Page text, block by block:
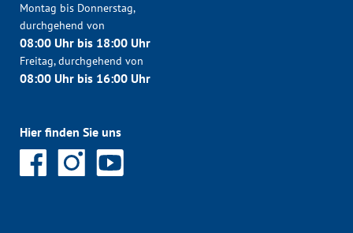
Montag bis Donnerstag,
durchgehend von
08:00 Uhr bis 18:00 Uhr
Freitag, durchgehend von
08:00 Uhr bis 16:00 Uhr
Hier finden Sie uns